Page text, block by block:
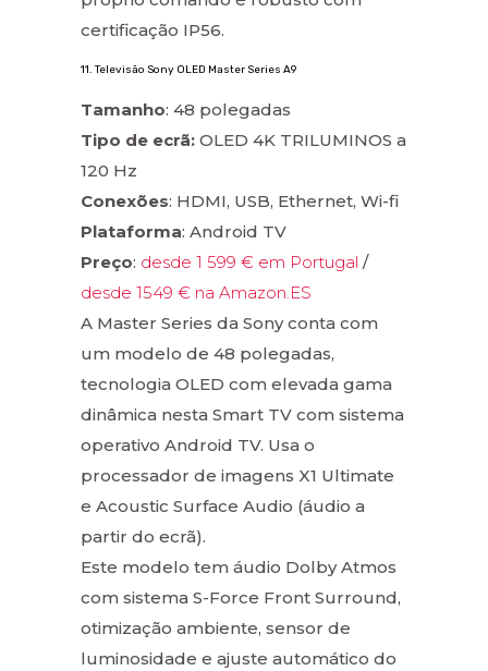
certificação IP56.
11. Televisão Sony OLED Master Series A9
Tamanho: 48 polegadas
Tipo de ecrã: OLED 4K TRILUMINOS a
120 Hz
Conexões: HDMI, USB, Ethernet, Wi-fi
Plataforma: Android TV
Preço: desde 1 599 € em Portugal /
desde 1549 € na Amazon.ES
A Master Series da Sony conta com
um modelo de 48 polegadas,
tecnologia OLED com elevada gama
dinâmica nesta Smart TV com sistema
operativo Android TV. Usa o
processador de imagens X1 Ultimate
e Acoustic Surface Audio (áudio a
partir do ecrã).
Este modelo tem áudio Dolby Atmos
com sistema S-Force Front Surround,
otimização ambiente, sensor de
luminosidade e ajuste automático do